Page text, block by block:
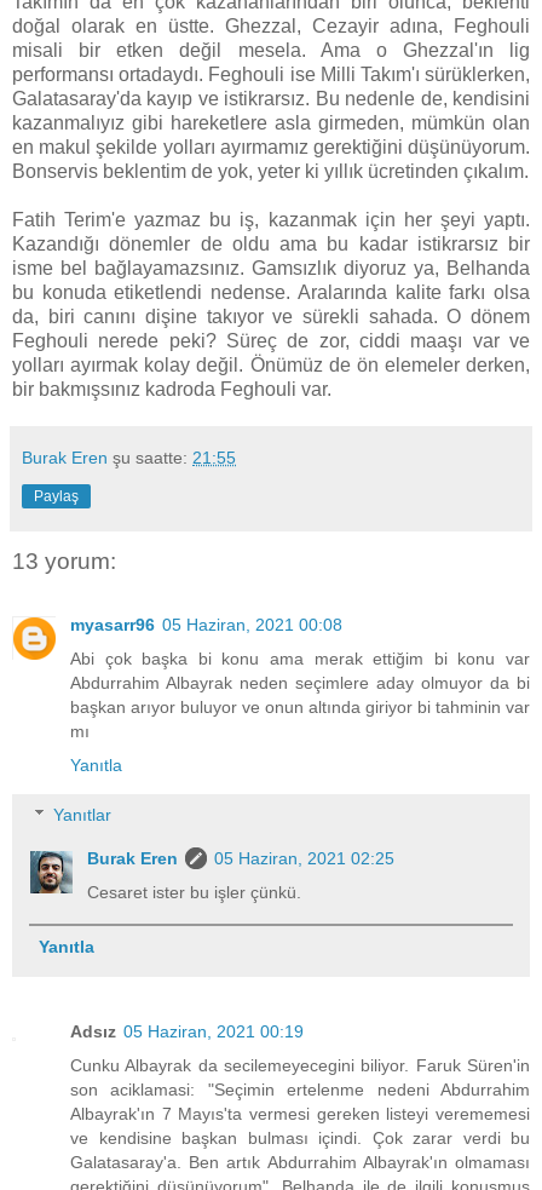
doğal olarak en üstte. Ghezzal, Cezayir adına, Feghouli
misali bir etken değil mesela. Ama o Ghezzal'ın lig
performansı ortadaydı. Feghouli ise Milli Takım'ı sürüklerken,
Galatasaray'da kayıp ve istikrarsız. Bu nedenle de, kendisini
kazanmalıyız gibi hareketlere asla girmeden, mümkün olan
en makul şekilde yolları ayırmamız gerektiğini düşünüyorum.
Bonservis beklentim de yok, yeter ki yıllık ücretinden çıkalım.
Fatih Terim'e yazmaz bu iş, kazanmak için her şeyi yaptı.
Kazandığı dönemler de oldu ama bu kadar istikrarsız bir
isme bel bağlayamazsınız. Gamsızlık diyoruz ya, Belhanda
bu konuda etiketlendi nedense. Aralarında kalite farkı olsa
da, biri canını dişine takıyor ve sürekli sahada. O dönem
Feghouli nerede peki? Süreç de zor, ciddi maaşı var ve
yolları ayırmak kolay değil. Önümüz de ön elemeler derken,
bir bakmışsınız kadroda Feghouli var.
Burak Eren şu saatte: 21:55
Paylaş
13 yorum:
myasarr96 05 Haziran, 2021 00:08
Abi çok başka bi konu ama merak ettiğim bi konu var
Abdurrahim Albayrak neden seçimlere aday olmuyor da bi
başkan arıyor buluyor ve onun altında giriyor bi tahminin var
mı
Yanıtla
Yanıtlar
Burak Eren
05 Haziran, 2021 02:25
Cesaret ister bu işler çünkü.
Yanıtla
Adsız 05 Haziran, 2021 00:19
Cunku Albayrak da secilemeyecegini biliyor. Faruk Süren'in
son aciklamasi: "Seçimin ertelenme nedeni Abdurrahim
Albayrak'ın 7 Mayıs'ta vermesi gereken listeyi verememesi
ve kendisine başkan bulması içindi. Çok zarar verdi bu
Galatasaray'a. Ben artık Abdurrahim Albayrak'ın olmaması